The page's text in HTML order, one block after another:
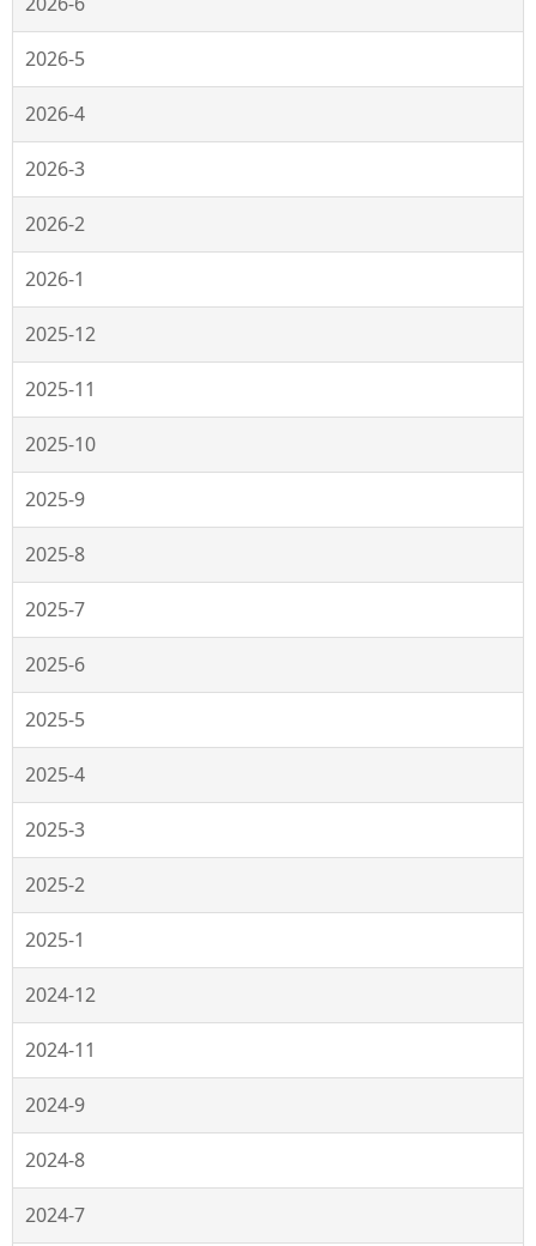
2026-5
2026-4
2026-3
2026-2
2026-1
2025-12
2025-11
2025-10
2025-9
2025-8
2025-7
2025-6
2025-5
2025-4
2025-3
2025-2
2025-1
2024-12
2024-11
2024-9
2024-8
2024-7